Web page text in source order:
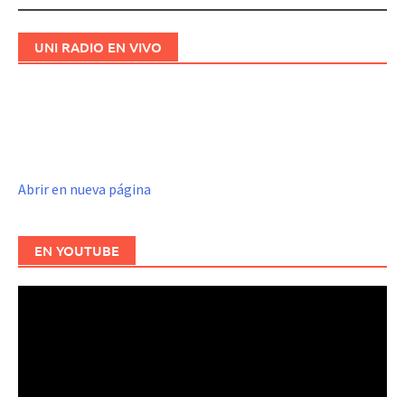
UNI RADIO EN VIVO
Abrir en nueva página
EN YOUTUBE